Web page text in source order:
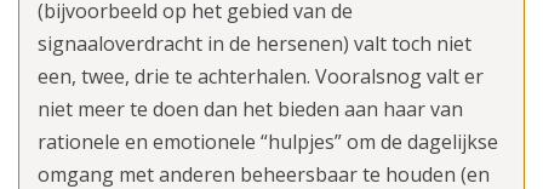
(bijvoorbeeld op het gebied van de
signaaloverdracht in de hersenen) valt toch niet
een, twee, drie te achterhalen. Vooralsnog valt er
niet meer te doen dan het bieden aan haar van
rationele en emotionele “hulpjes” om de dagelijkse
omgang met anderen beheersbaar te houden (en